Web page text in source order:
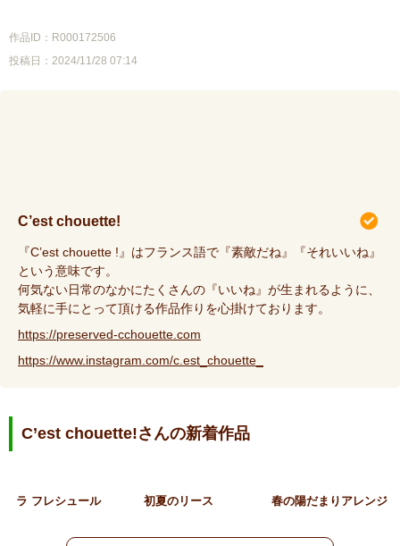
作品ID：R000172506
投稿日：2024/11/28 07:14
C’est chouette!
『C’est chouette !』はフランス語で『素敵だね』『それいいね』
という意味です。
何気ない日常のなかにたくさんの『いいね』が生まれるように、
気軽に手にとって頂ける作品作りを心掛けております。
https://preserved-cchouette.com
https://www.instagram.com/c.est_chouette_
C’est chouette!さんの新着作品
ラ フレシュール 初夏のリース 春の陽だまりアレンジ